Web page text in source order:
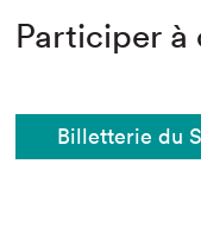
Participer
Billetterie du